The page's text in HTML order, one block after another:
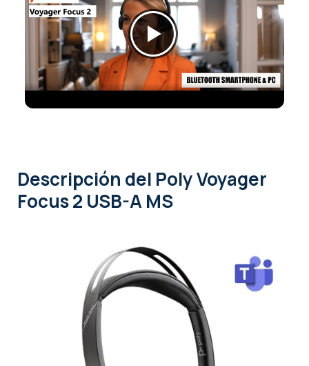
Descripción del Poly Voyager
Focus 2 USB-A MS